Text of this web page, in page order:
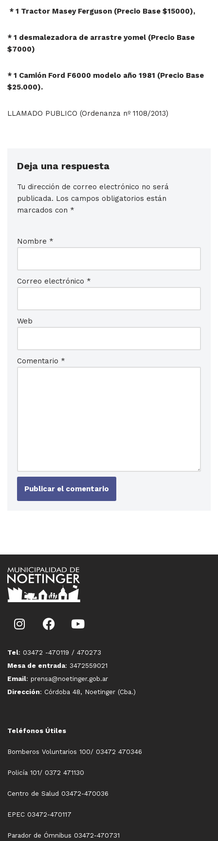
* 1 Tractor Masey Ferguson (Precio Base $15000),
* 1 desmalezadora de arrastre yomel (Precio Base
$7000)
* 1 Camión Ford F6000 modelo año 1981 (Precio Base
$25.000).
LLAMADO PUBLICO (Ordenanza nº 1108/2013)
Deja una respuesta
Tu dirección de correo electrónico no será
publicada. Los campos obligatorios están
marcados con *
Nombre *
Correo electrónico *
Web
Comentario *
Tel: 03472 -470119 / 470273
Mesa de entrada: 3472559021
Email: prensa@noetinger.gob.ar
Dirección: Córdoba 48, Noetinger (Cba.)
Teléfonos Útiles
Bomberos Voluntarios 100/ 03472 470346
Policía 101/ 0372 471130
Centro de Salud 03472-470036
EPEC 03472-470117
Parador de Ómnibus 03472-470731